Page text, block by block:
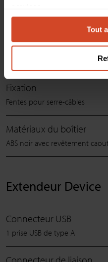
Tout
2,52 po x 3,44 po x 1,18 po
Poids
Fixation
Fentes pour serre-câbles
Matériaux du boîtier
ABS noir avec revêtement
Extendeur Device
Connecteur USB
1 prise USB de type A